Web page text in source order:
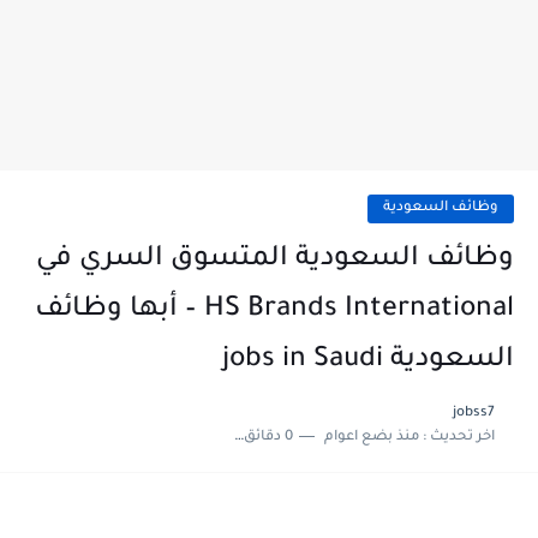
وظائف السعودية
وظائف السعودية المتسوق السري في
HS Brands International – أبها وظائف
السعودية jobs in Saudi
jobss7
اخر تحديث :منذ بضع اعوام 0 دقائق للقراءة